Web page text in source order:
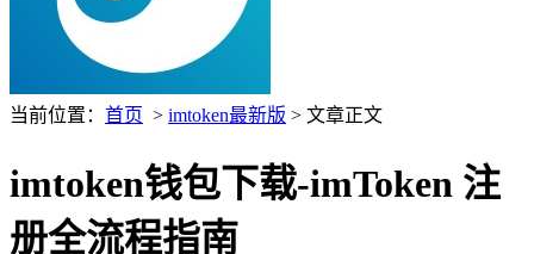
当前位置： 首页 > imtoken最新版 > 文章正文
imtoken钱包下载-imToken 注
册全流程指南